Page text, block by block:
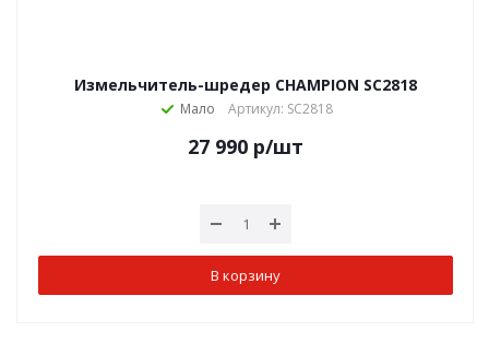
Измельчитель-шредер CHAMPION SC2818
Мало Артикул: SC2818
27 990 р/шт
В корзину